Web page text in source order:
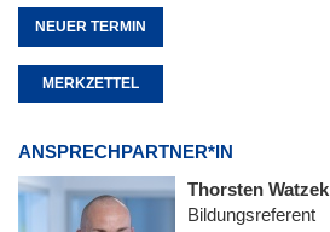
NEUER TERMIN
MERKZETTEL
ANSPRECHPARTNER*IN
Thorsten Watzek
Bildungsreferent